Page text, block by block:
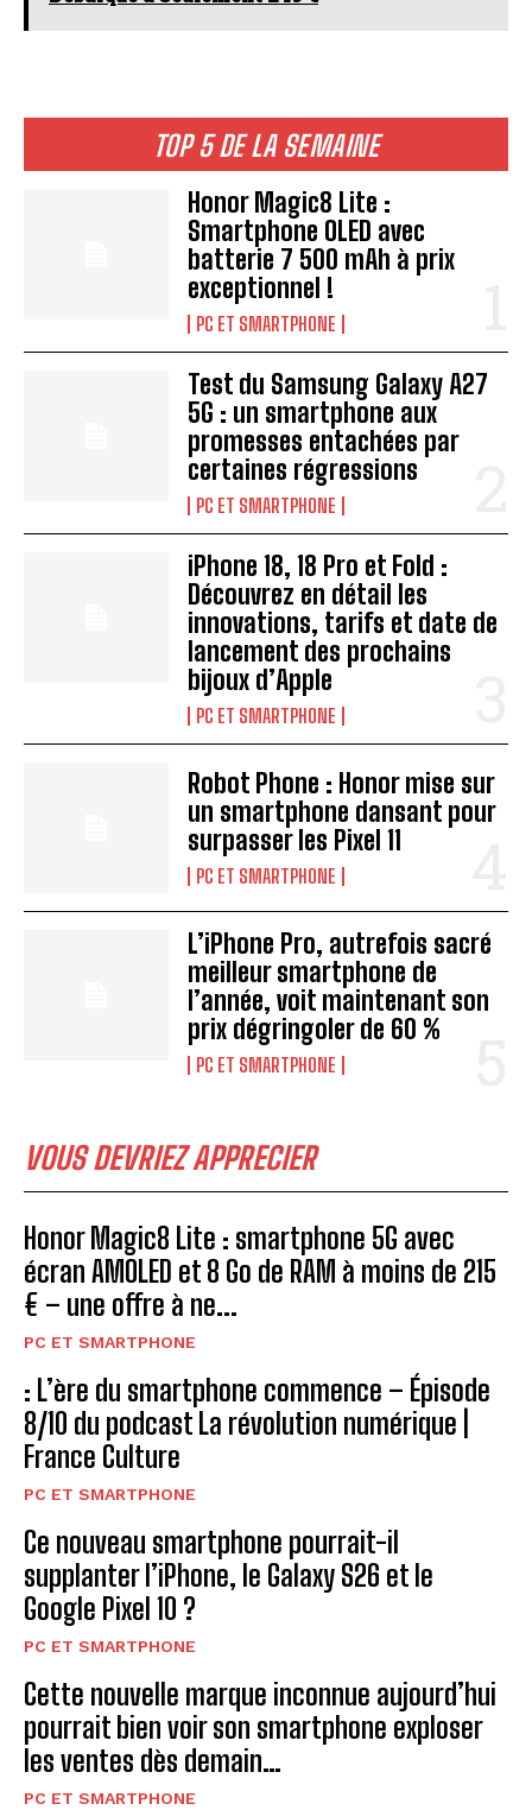
TOP 5 DE LA SEMAINE
Honor Magic8 Lite :
Smartphone OLED avec
batterie 7 500 mAh à prix
exceptionnel !
PC ET SMARTPHONE
Test du Samsung Galaxy A27
5G : un smartphone aux
promesses entachées par
certaines régressions
PC ET SMARTPHONE
iPhone 18, 18 Pro et Fold :
Découvrez en détail les
innovations, tarifs et date de
lancement des prochains
bijoux d’Apple
PC ET SMARTPHONE
Robot Phone : Honor mise sur
un smartphone dansant pour
surpasser les Pixel 11
PC ET SMARTPHONE
L’iPhone Pro, autrefois sacré
meilleur smartphone de
l’année, voit maintenant son
prix dégringoler de 60 %
PC ET SMARTPHONE
VOUS DEVRIEZ APPRECIER
Honor Magic8 Lite : smartphone 5G avec
écran AMOLED et 8 Go de RAM à moins de 215
€ – une offre à ne...
PC ET SMARTPHONE
: L’ère du smartphone commence – Épisode
8/10 du podcast La révolution numérique |
France Culture
PC ET SMARTPHONE
Ce nouveau smartphone pourrait-il
supplanter l’iPhone, le Galaxy S26 et le
Google Pixel 10 ?
PC ET SMARTPHONE
Cette nouvelle marque inconnue aujourd’hui
pourrait bien voir son smartphone exploser
les ventes dès demain…
PC ET SMARTPHONE